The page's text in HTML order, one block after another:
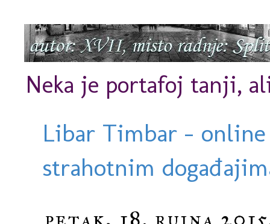
Neka je portafoj tanji,
Libar Timbar -
strahotnim